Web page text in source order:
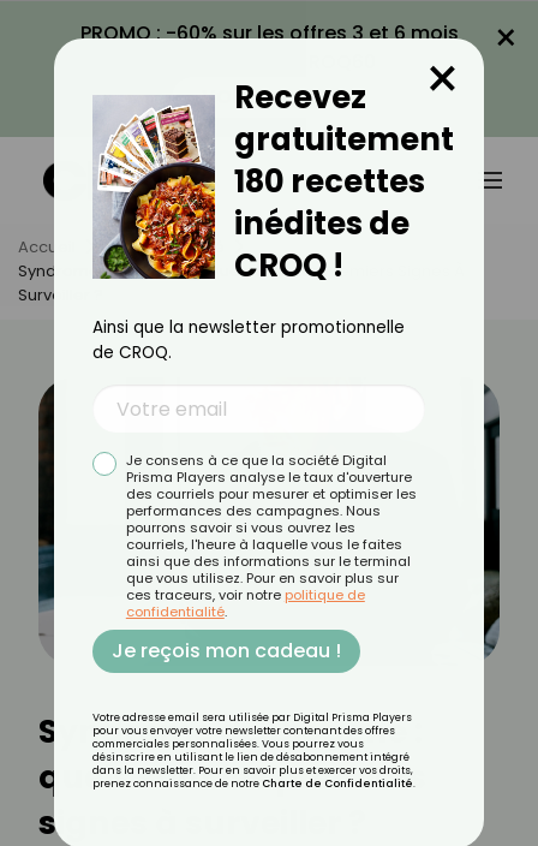
PROMO : -60% sur les offres 3 et 6 mois
VOIR LA PROMO
×
Accueil Actus
Santé
Syndrome De Diogène : Quels Sont Les Premiers Signes À
Surveiller ?
Syndrome de Diogène :
quels sont les premiers
signes à surveiller ?
Recevez
gratuitement
180 recettes
inédites de
CROQ !
×
Ainsi que la newsletter promotionnelle
de CROQ.
Je consens à ce que la société Digital
Prisma Players analyse le taux d'ouverture
des courriels pour mesurer et optimiser les
performances des campagnes. Nous
pourrons savoir si vous ouvrez les
courriels, l'heure à laquelle vous le faites
ainsi que des informations sur le terminal
que vous utilisez. Pour en savoir plus sur
ces traceurs, voir notre politique de
confidentialité.
Je reçois mon cadeau !
Votre adresse email sera utilisée par Digital Prisma Players
pour vous envoyer votre newsletter contenant des offres
commerciales personnalisées. Vous pourrez vous
désinscrire en utilisant le lien de désabonnement intégré
dans la newsletter. Pour en savoir plus et exercer vos droits,
prenez connaissance de notre Charte de Confidentialité.